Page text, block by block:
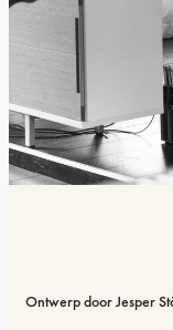
Ontwerp door Jesper